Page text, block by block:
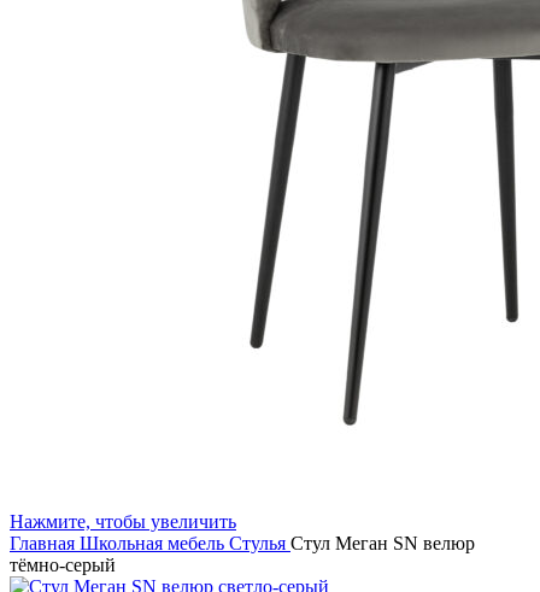
Нажмите, чтобы увеличить
Главная Школьная мебель Стулья Стул Меган SN велюр
тёмно-серый